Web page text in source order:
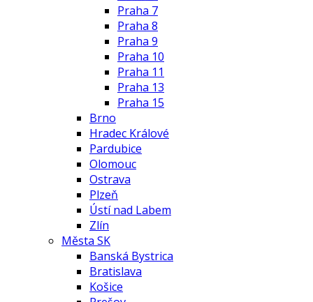
Praha 7
Praha 8
Praha 9
Praha 10
Praha 11
Praha 13
Praha 15
Brno
Hradec Králové
Pardubice
Olomouc
Ostrava
Plzeň
Ústí nad Labem
Zlín
Města SK
Banská Bystrica
Bratislava
Košice